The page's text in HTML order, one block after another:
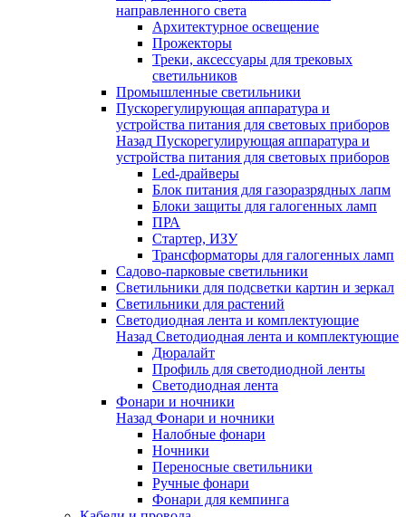
направленного света
Архитектурное освещение
Прожекторы
Треки, аксессуары для трековых
светильников
Промышленные светильники
Пускорегулирующая аппаратура и
устройства питания для световых приборов
Назад Пускорегулирующая аппаратура и
устройства питания для световых приборов
Led-драйверы
Блок питания для газоразрядных лапм
Блоки защиты для галогенных ламп
ПРА
Стартер, ИЗУ
Трансформаторы для галогенных ламп
Садово-парковые светильники
Светильники для подсветки картин и зеркал
Светильники для растений
Светодиодная лента и комплектующие
Назад Светодиодная лента и комплектующие
Дюралайт
Профиль для светодиодной ленты
Светодиодная лента
Фонари и ночники
Назад Фонари и ночники
Налобные фонари
Ночники
Переносные светильники
Ручные фонари
Фонари для кемпинга